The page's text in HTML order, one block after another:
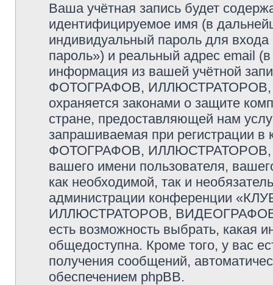
Ваша учётная запись будет
идентифицируемое имя (в
индивидуальный пароль для
пароль») и реальный адрес email
информация из вашей учётной
ФОТОГРАФОВ,
охраняется законами о защите
стране, предоставляющей нам
запрашиваемая при
ФОТОГРАФОВ,
вашего имени пользователя,
как необходимой, так и
администрации конференции
ИЛЛЮСТРАТОРОВ, ВИДЕОГРАФОВ
есть возможность выбрать, какая
общедоступна. Кроме того, у вас
получения сообщений,
обеспечением phpBB.